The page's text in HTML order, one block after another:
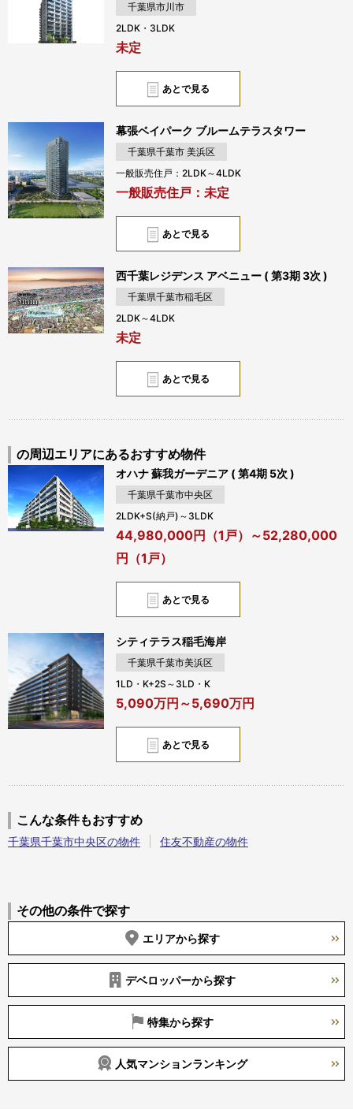
あとで見る
千葉県市川市
2LDK・3LDK
未定
あとで見る
幕張ベイパーク ブルームテラスタワー
千葉県千葉市 美浜区
一般販売住戸：2LDK～4LDK
一般販売住戸：未定
あとで見る
西千葉レジデンス アベニュー ( 第3期 3次 )
千葉県千葉市稲毛区
2LDK～4LDK
未定
の周辺エリアにあるおすすめ物件
あとで見る
オハナ 蘇我ガーデニア ( 第4期 5次 )
千葉県千葉市中央区
2LDK+S(納戸)～3LDK
44,980,000円（1戸）～52,280,000
円（1戸）
あとで見る
シティテラス稲毛海岸
千葉県千葉市美浜区
1LD・K+2S～3LD・K
5,090万円～5,690万円
こんな条件もおすすめ
千葉県千葉市中央区の物件 住友不動産の物件
その他の条件で探す
エリアから探す
デベロッパーから探す
特集から探す
人気マンションランキング